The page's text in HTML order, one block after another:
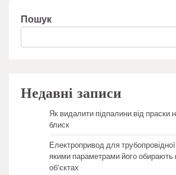
Пошук
Недавні записи
Як видалити підпалини від праски
блиск
Електропривод для
якими параметрами його
об’єктах